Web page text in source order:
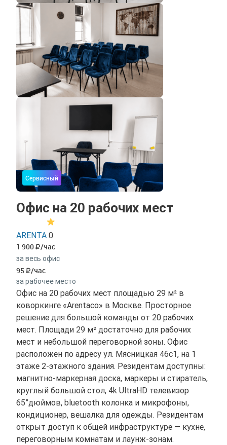
Сервисный
Офис на 20 рабочих мест
ARENTA 0
1 900 /час
за весь офис
95 /час
за рабочее место
Офис на 20 рабочих мест площадью 29 м² в
коворкинге «Arentaco» в Москве. Просторное
решение для большой команды от 20 рабочих
мест. Площади 29 м² достаточно для рабочих
мест и небольшой переговорной зоны. Офис
расположен по адресу ул. Мясницкая 46с1, на 1
этаже 2-этажного здания. Резидентам доступны:
магнитно-маркерная доска, маркеры и стиратель,
круглый большой стол, 4k UltraHD телевизор
65”дюймов, bluetooth колонка и микрофоны,
кондиционер, вешалка для одежды. Резидентам
открыт доступ к общей инфраструктуре — кухне,
переговорным комнатам и лаунж-зонам.